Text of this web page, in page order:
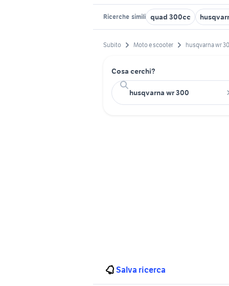
Ricerche simili quad 300cc
Subito Moto e scooter husqvarna wr
Cosa cerchi?
Salva ricerca